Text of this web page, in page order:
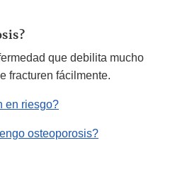
que debilita mucho
fracturen fácilmente.
en riesgo?
osteoporosis?